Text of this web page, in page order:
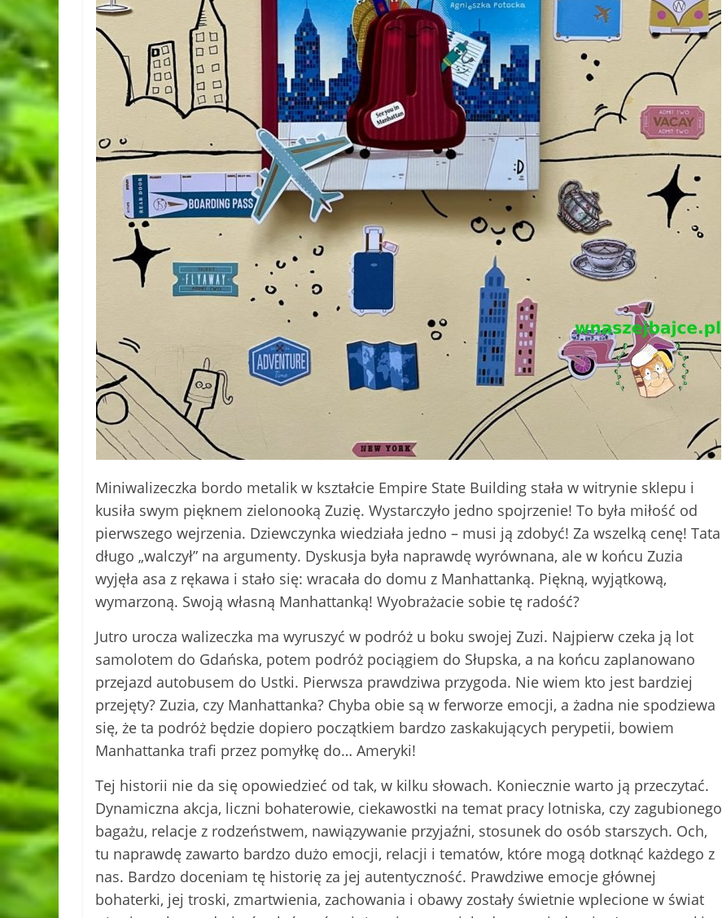
Miniwalizeczka bordo metalik w kształcie Empire State Building stała w witrynie sklepu i
kusiła swym pięknem zielonooką Zuzię. Wystarczyło jedno spojrzenie! To była miłość od
pierwszego wejrzenia. Dziewczynka wiedziała jedno – musi ją zdobyć! Za wszelką cenę! Tata
długo „walczył” na argumenty. Dyskusja była naprawdę wyrównana, ale w końcu Zuzia
wyjęła asa z rękawa i stało się: wracała do domu z Manhattanką. Piękną, wyjątkową,
wymarzoną. Swoją własną Manhattanką! Wyobrażacie sobie tę radość?
Jutro urocza walizeczka ma wyruszyć w podróż u boku swojej Zuzi. Najpierw czeka ją lot
samolotem do Gdańska, potem podróż pociągiem do Słupska, a na końcu zaplanowano
przejazd autobusem do Ustki. Pierwsza prawdziwa przygoda. Nie wiem kto jest bardziej
przejęty? Zuzia, czy Manhattanka? Chyba obie są w ferworze emocji, a żadna nie spodziewa
się, że ta podróż będzie dopiero początkiem bardzo zaskakujących perypetii, bowiem
Manhattanka trafi przez pomyłkę do… Ameryki!
Tej historii nie da się opowiedzieć od tak, w kilku słowach. Koniecznie warto ją przeczytać.
Dynamiczna akcja, liczni bohaterowie, ciekawostki na temat pracy lotniska, czy zagubionego
bagażu, relacje z rodzeństwem, nawiązywanie przyjaźni, stosunek do osób starszych. Och,
tu naprawdę zawarto bardzo dużo emocji, relacji i tematów, które mogą dotknąć każdego z
nas. Bardzo doceniam tę historię za jej autentyczność. Prawdziwe emocje głównej
bohaterki, jej troski, zmartwienia, zachowania i obawy zostały świetnie wplecione w świat